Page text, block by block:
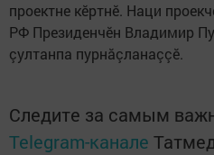
проектне кӗртнӗ. Наци
РФ Президенчӗн Владимир
çултанпа пурнӑçланаççӗ.
Следите за самым
Telegram-канале